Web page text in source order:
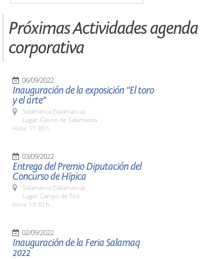
Próximas Actividades agenda
corporativa
06/09/2022
Inauguración de la exposición "El toro
y el arte"
Salamanca (Salamanca)
Lugar: Casino de Salamanca
Hora: 11:30 h.
03/09/2022
Entrega del Premio Diputación del
Concurso de Hípica
Salamanca (Salamanca)
Lugar: Campo de Tiro
Hora: 19:30 h.
02/09/2022
Inauguración de la Feria Salamaq
2022